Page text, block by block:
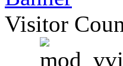
Visitor